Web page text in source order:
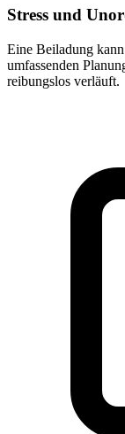
Stress und
Eine Beiladung
umfassenden
reibungslos verläuft.